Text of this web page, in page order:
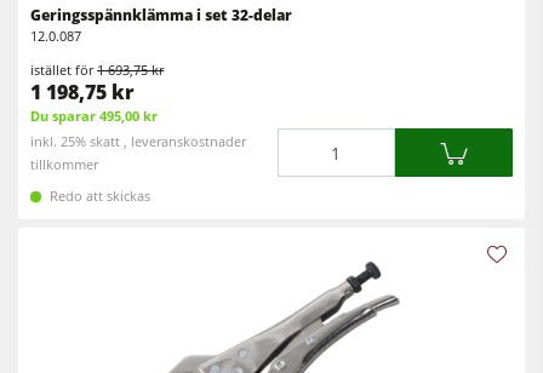
Verkstadsutrustning
F4Solutions mjukvara
Automatisering & materialhantering
Projektledning
Geringsspännklämma i set 32-delar
12.0.087
istället för1 693,75 kr
1 198,75 kr
Du sparar 495,00 kr
inkl. 25% skatt , leveranskostnader
tillkommer
Redo att skickas